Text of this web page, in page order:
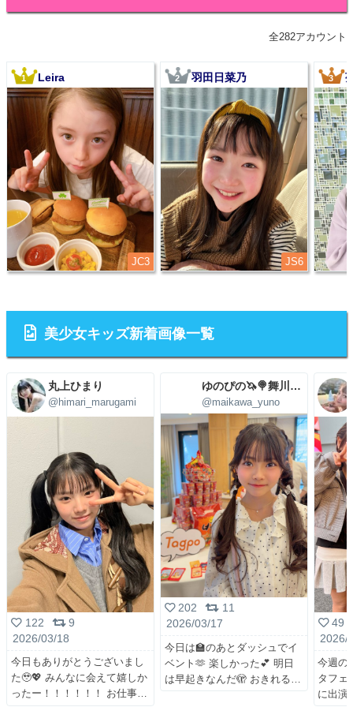
全282アカウント
1 Leira
JC3
2 羽田日菜乃
JS6
3
美少女キッズ新着画像一覧
丸上ひまり
@himari_marugami
122
9
2026/03/18
今日もありがとうございまし
た🥹💖 みんなに会えて嬉しか
ったー！！！！！！ お仕事
ゆのぴの🦄🍭舞川ゆの🩷4/29(水)㊗5周年LIVE
@maikawa_yuno
202
11
2026/03/17
今日は🏫のあとダッシュでイ
ベント🫶 楽しかった💕 明日
は早起きなんだ🫣 おきれる
49
2026/
今週の
タフェ
に出演